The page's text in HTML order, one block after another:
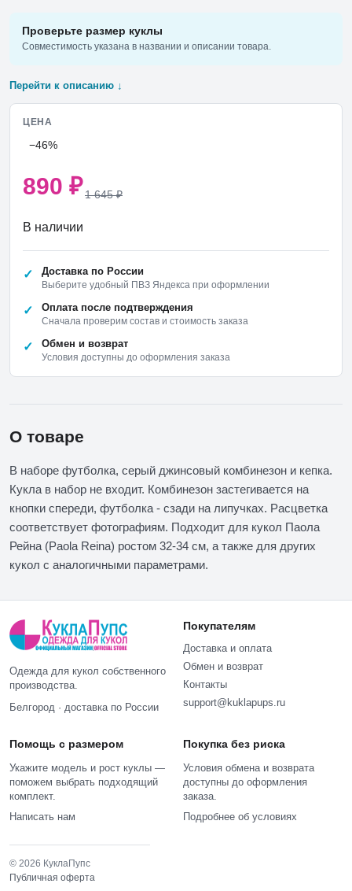
Проверьте размер куклы
Совместимость указана в названии и описании товара.
Перейти к описанию ↓
ЦЕНА
−46%
890 ₽1 645 ₽
В наличии
Доставка по России
Выберите удобный ПВЗ Яндекса при оформлении
Оплата после подтверждения
Сначала проверим состав и стоимость заказа
Обмен и возврат
Условия доступны до оформления заказа
О товаре
В наборе футболка, серый джинсовый комбинезон и кепка.
Кукла в набор не входит. Комбинезон застегивается на
кнопки спереди, футболка - сзади на липучках. Расцветка
соответствует фотографиям. Подходит для кукол Паола
Рейна (Paola Reina) ростом 32-34 см, а также для других
кукол с аналогичными параметрами.
Одежда для кукол собственного
производства.
Белгород · доставка по России
Покупателям
Доставка и оплата
Обмен и возврат
Контакты
support@kuklapups.ru
Помощь с размером
Укажите модель и рост куклы —
поможем выбрать подходящий
комплект.
Написать нам
Покупка без риска
Условия обмена и возврата
доступны до оформления
заказа.
Подробнее об условиях
© 2026 КуклаПупс
Публичная оферта